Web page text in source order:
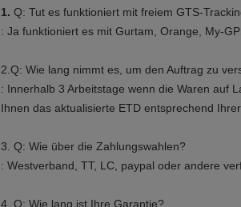
1. Q: Tut es funktioniert mit freiem GTS-
: Ja funktioniert es mit Gurtam, Orange, My-
2.Q: Wie lang nimmt es, um den Auftrag zu
: Innerhalb 3 Arbeitstage wenn die Waren auf
Ihnen das aktualisierte ETD entsprechend
3. Q: Wie über die Zahlungswahlen?
: Westverband, TT, LC, paypal oder andere
4. Q: Wie lang ist Ihre Garantie?